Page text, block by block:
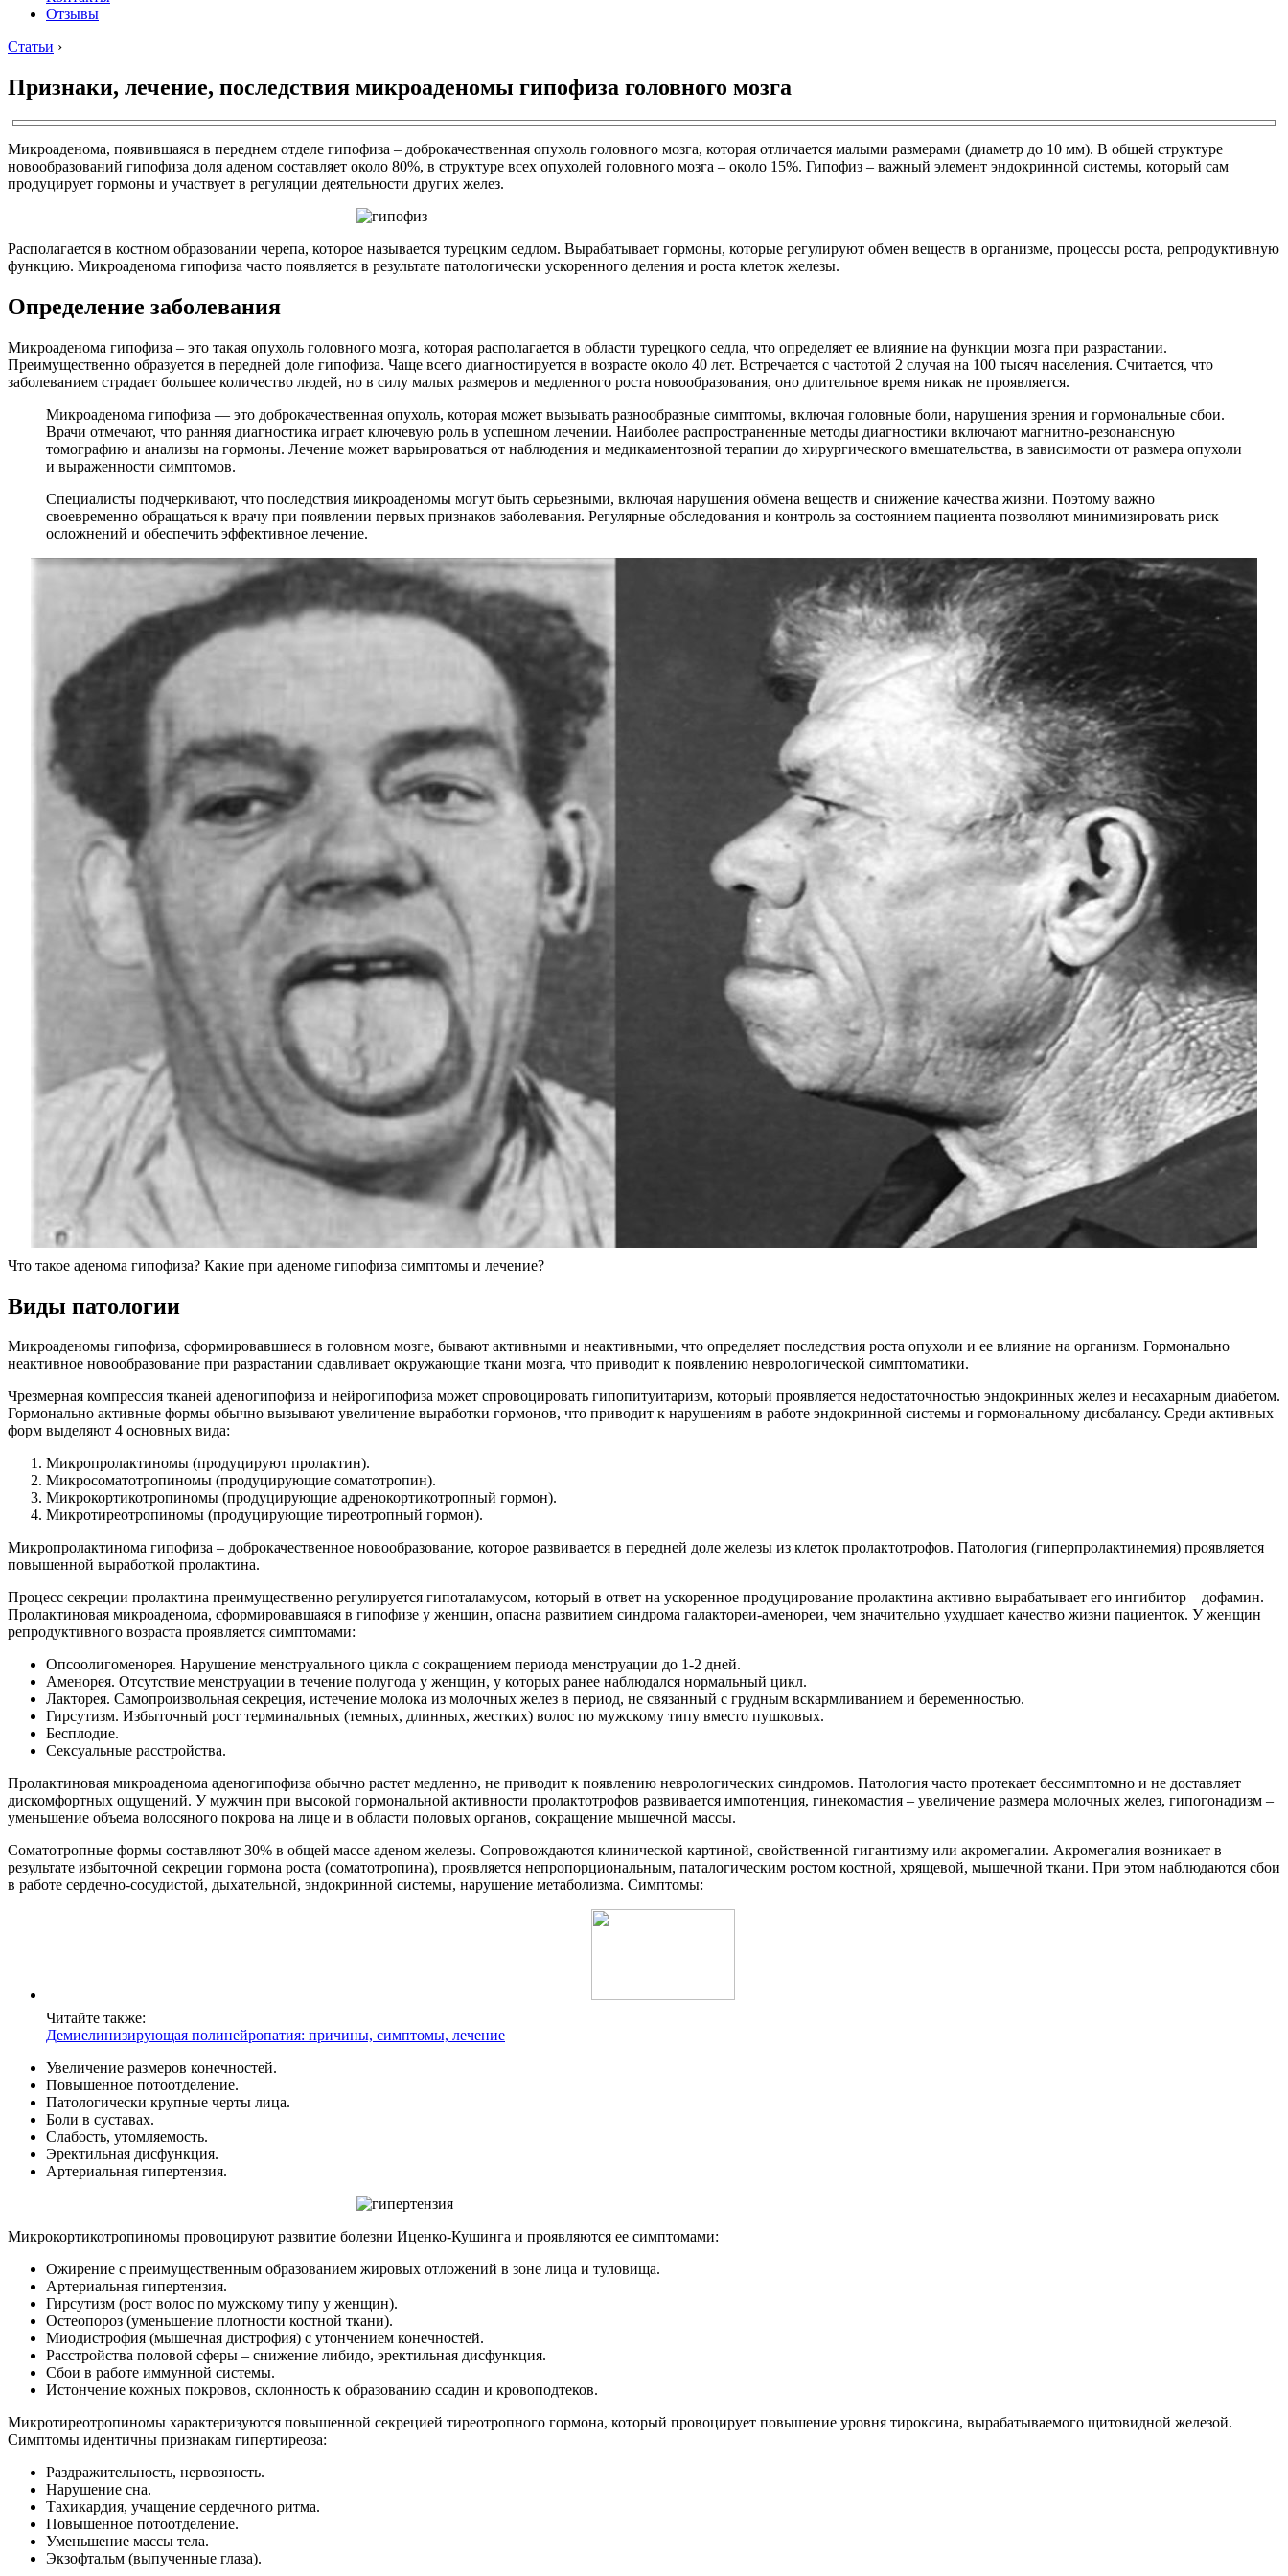
Отзывы
Статьи ›
Признаки, лечение, последствия микроаденомы гипофиза головного мозга
Микроаденома, появившаяся в переднем отделе гипофиза – доброкачественная опухоль головного мозга, которая отличается малыми размерами (диаметр до 10 мм). В общей структуре
новообразований гипофиза доля аденом составляет около 80%, в структуре всех опухолей головного мозга – около 15%. Гипофиз – важный элемент эндокринной системы, который сам
продуцирует гормоны и участвует в регуляции деятельности других желез.
Располагается в костном образовании черепа, которое называется турецким седлом. Вырабатывает гормоны, которые регулируют обмен веществ в организме, процессы роста, репродуктивную
функцию. Микроаденома гипофиза часто появляется в результате патологически ускоренного деления и роста клеток железы.
Определение заболевания
Микроаденома гипофиза – это такая опухоль головного мозга, которая располагается в области турецкого седла, что определяет ее влияние на функции мозга при разрастании.
Преимущественно образуется в передней доле гипофиза. Чаще всего диагностируется в возрасте около 40 лет. Встречается с частотой 2 случая на 100 тысяч населения. Считается, что
заболеванием страдает большее количество людей, но в силу малых размеров и медленного роста новообразования, оно длительное время никак не проявляется.
Микроаденома гипофиза — это доброкачественная опухоль, которая может вызывать разнообразные симптомы, включая головные боли, нарушения зрения и гормональные сбои.
Врачи отмечают, что ранняя диагностика играет ключевую роль в успешном лечении. Наиболее распространенные методы диагностики включают магнитно-резонансную
томографию и анализы на гормоны. Лечение может варьироваться от наблюдения и медикаментозной терапии до хирургического вмешательства, в зависимости от размера опухоли
и выраженности симптомов.
Специалисты подчеркивают, что последствия микроаденомы могут быть серьезными, включая нарушения обмена веществ и снижение качества жизни. Поэтому важно
своевременно обращаться к врачу при появлении первых признаков заболевания. Регулярные обследования и контроль за состоянием пациента позволяют минимизировать риск
осложнений и обеспечить эффективное лечение.
Что такое аденома гипофиза? Какие при аденоме гипофиза симптомы и лечение?
Виды патологии
Микроаденомы гипофиза, сформировавшиеся в головном мозге, бывают активными и неактивными, что определяет последствия роста опухоли и ее влияние на организм. Гормонально
неактивное новообразование при разрастании сдавливает окружающие ткани мозга, что приводит к появлению неврологической симптоматики.
Чрезмерная компрессия тканей аденогипофиза и нейрогипофиза может спровоцировать гипопитуитаризм, который проявляется недостаточностью эндокринных желез и несахарным диабетом.
Гормонально активные формы обычно вызывают увеличение выработки гормонов, что приводит к нарушениям в работе эндокринной системы и гормональному дисбалансу. Среди активных
форм выделяют 4 основных вида:
Микропролактиномы (продуцируют пролактин).
Микросоматотропиномы (продуцирующие соматотропин).
Микрокортикотропиномы (продуцирующие адренокортикотропный гормон).
Микротиреотропиномы (продуцирующие тиреотропный гормон).
Микропролактинома гипофиза – доброкачественное новообразование, которое развивается в передней доле железы из клеток пролактотрофов. Патология (гиперпролактинемия) проявляется
повышенной выработкой пролактина.
Процесс секреции пролактина преимущественно регулируется гипоталамусом, который в ответ на ускоренное продуцирование пролактина активно вырабатывает его ингибитор – дофамин.
Пролактиновая микроаденома, сформировавшаяся в гипофизе у женщин, опасна развитием синдрома галактореи-аменореи, чем значительно ухудшает качество жизни пациенток. У женщин
репродуктивного возраста проявляется симптомами:
Опсоолигоменорея. Нарушение менструального цикла с сокращением периода менструации до 1-2 дней.
Аменорея. Отсутствие менструации в течение полугода у женщин, у которых ранее наблюдался нормальный цикл.
Лакторея. Самопроизвольная секреция, истечение молока из молочных желез в период, не связанный с грудным вскармливанием и беременностью.
Гирсутизм. Избыточный рост терминальных (темных, длинных, жестких) волос по мужскому типу вместо пушковых.
Бесплодие.
Сексуальные расстройства.
Пролактиновая микроаденома аденогипофиза обычно растет медленно, не приводит к появлению неврологических синдромов. Патология часто протекает бессимптомно и не доставляет
дискомфортных ощущений. У мужчин при высокой гормональной активности пролактотрофов развивается импотенция, гинекомастия – увеличение размера молочных желез, гипогонадизм –
уменьшение объема волосяного покрова на лице и в области половых органов, сокращение мышечной массы.
Соматотропные формы составляют 30% в общей массе аденом железы. Сопровождаются клинической картиной, свойственной гигантизму или акромегалии. Акромегалия возникает в
результате избыточной секреции гормона роста (соматотропина), проявляется непропорциональным, паталогическим ростом костной, хрящевой, мышечной ткани. При этом наблюдаются сбои
в работе сердечно-сосудистой, дыхательной, эндокринной системы, нарушение метаболизма. Симптомы:
Читайте также:
Демиелинизирующая полинейропатия: причины, симптомы, лечение
Увеличение размеров конечностей.
Повышенное потоотделение.
Патологически крупные черты лица.
Боли в суставах.
Слабость, утомляемость.
Эректильная дисфункция.
Артериальная гипертензия.
Микрокортикотропиномы провоцируют развитие болезни Иценко-Кушинга и проявляются ее симптомами:
Ожирение с преимущественным образованием жировых отложений в зоне лица и туловища.
Артериальная гипертензия.
Гирсутизм (рост волос по мужскому типу у женщин).
Остеопороз (уменьшение плотности костной ткани).
Миодистрофия (мышечная дистрофия) с утончением конечностей.
Расстройства половой сферы – снижение либидо, эректильная дисфункция.
Сбои в работе иммунной системы.
Истончение кожных покровов, склонность к образованию ссадин и кровоподтеков.
Микротиреотропиномы характеризуются повышенной секрецией тиреотропного гормона, который провоцирует повышение уровня тироксина, вырабатываемого щитовидной железой.
Симптомы идентичны признакам гипертиреоза:
Раздражительность, нервозность.
Нарушение сна.
Тахикардия, учащение сердечного ритма.
Повышенное потоотделение.
Уменьшение массы тела.
Экзофтальм (выпученные глаза).